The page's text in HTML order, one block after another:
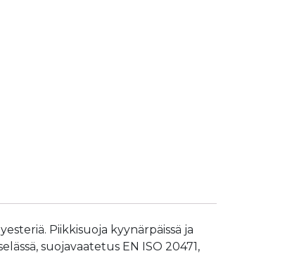
Piikkisuoja kyynärpäissä ja
suojavaatetus EN ISO 20471,